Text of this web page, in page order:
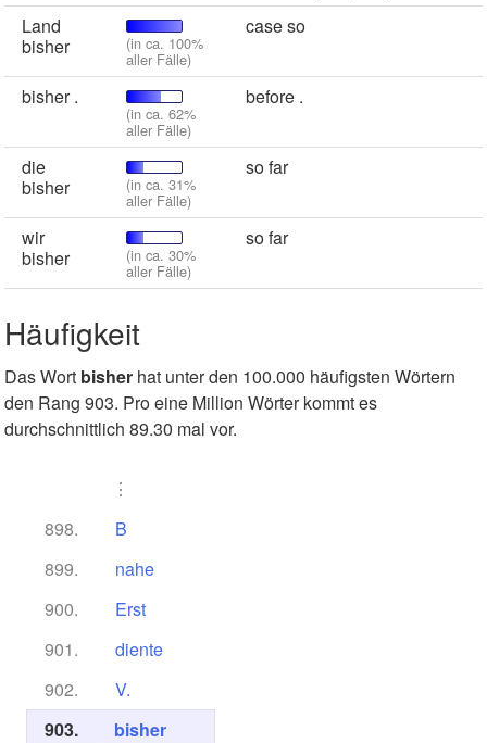
Land
bisher
(in ca. 100%
aller Fälle)
case so
bisher .
(in ca. 62%
aller Fälle)
before .
die
bisher
(in ca. 31%
aller Fälle)
so far
wir
bisher
(in ca. 30%
aller Fälle)
so far
Häufigkeit
Das Wort bisher hat unter den 100.000 häufigsten Wörtern
den Rang 903. Pro eine Million Wörter kommt es
durchschnittlich 89.30 mal vor.
⋮
898.
B
899.
nahe
900.
Erst
901.
diente
902.
V.
903.
bisher